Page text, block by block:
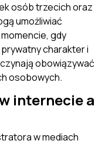
osób trzecich oraz
umożliwiać
gdy
charakter i
obowiązywać
osobowych.
internecie a
w mediach